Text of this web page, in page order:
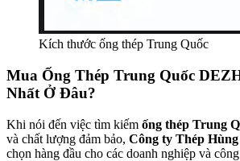
Kích thước ống thép Trung Quốc
Mua Ống Thép Trung Quốc
Nhất Ở Đâu?
Khi nói đến việc tìm kiếm ống thép Trung
và chất lượng đảm bảo, Công ty Thép
chọn hàng đầu cho các doanh nghiệp và